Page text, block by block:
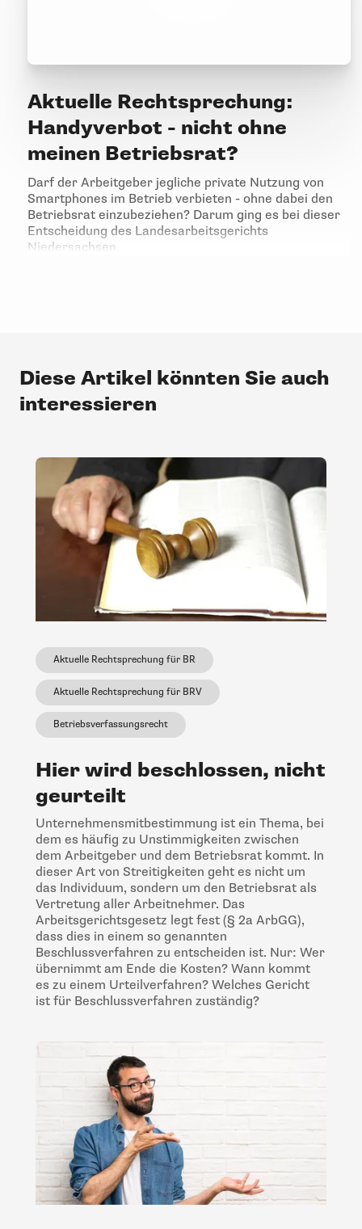
Aktuelle Rechtsprechung:
Handyverbot - nicht ohne
meinen Betriebsrat?
Darf der Arbeitgeber jegliche private Nutzung von
Smartphones im Betrieb verbieten - ohne dabei den
Betriebsrat einzubeziehen? Darum ging es bei dieser
Entscheidung des Landesarbeitsgerichts
Niedersachsen.
Diese Artikel könnten Sie auch
interessieren
Aktuelle Rechtsprechung für BR
Aktuelle Rechtsprechung für BRV
Betriebsverfassungsrecht
Hier wird beschlossen, nicht
geurteilt
Unternehmensmitbestimmung ist ein Thema, bei
dem es häufig zu Unstimmigkeiten zwischen
dem Arbeitgeber und dem Betriebsrat kommt. In
dieser Art von Streitigkeiten geht es nicht um
das Individuum, sondern um den Betriebsrat als
Vertretung aller Arbeitnehmer. Das
Arbeitsgerichtsgesetz legt fest (§ 2a ArbGG),
dass dies in einem so genannten
Beschlussverfahren zu entscheiden ist. Nur: Wer
übernimmt am Ende die Kosten? Wann kommt
es zu einem Urteilverfahren? Welches Gericht
ist für Beschlussverfahren zuständig?